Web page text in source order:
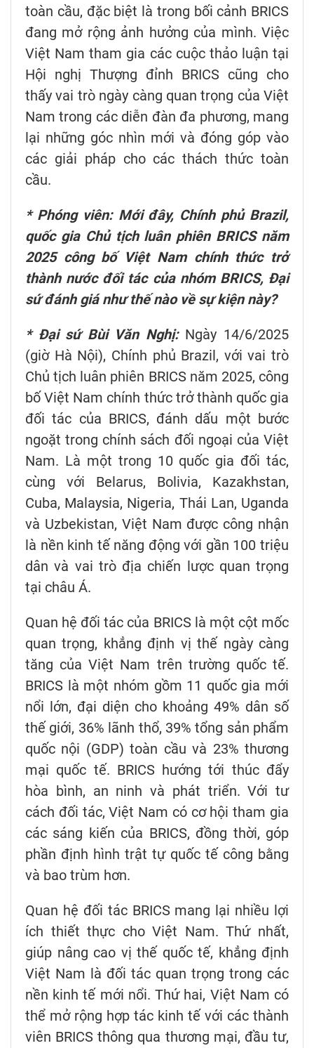
toàn cầu, đặc biệt là trong bối cảnh BRICS
đang mở rộng ảnh hưởng của mình. Việc
Việt Nam tham gia các cuộc thảo luận tại
Hội nghị Thượng đỉnh BRICS cũng cho
thấy vai trò ngày càng quan trọng của Việt
Nam trong các diễn đàn đa phương, mang
lại những góc nhìn mới và đóng góp vào
các giải pháp cho các thách thức toàn
cầu.
* Phóng viên: Mới đây, Chính phủ Brazil,
quốc gia Chủ tịch luân phiên BRICS năm
2025 công bố Việt Nam chính thức trở
thành nước đối tác của nhóm BRICS, Đại
sứ đánh giá như thế nào về sự kiện này?
* Đại sứ Bùi Văn Nghị:Ngày 14/6/2025
(giờ Hà Nội), Chính phủ Brazil, với vai trò
Chủ tịch luân phiên BRICS năm 2025, công
bố Việt Nam chính thức trở thành quốc gia
đối tác của BRICS, đánh dấu một bước
ngoặt trong chính sách đối ngoại của Việt
Nam. Là một trong 10 quốc gia đối tác,
cùng với Belarus, Bolivia, Kazakhstan,
Cuba, Malaysia, Nigeria, Thái Lan, Uganda
và Uzbekistan, Việt Nam được công nhận
là nền kinh tế năng động với gần 100 triệu
dân và vai trò địa chiến lược quan trọng
tại châu Á.
Quan hệ đối tác của BRICS là một cột mốc
quan trọng, khẳng định vị thế ngày càng
tăng của Việt Nam trên trường quốc tế.
BRICS là một nhóm gồm 11 quốc gia mới
nổi lớn, đại diện cho khoảng 49% dân số
thế giới, 36% lãnh thổ, 39% tổng sản phẩm
quốc nội (GDP) toàn cầu và 23% thương
mại quốc tế. BRICS hướng tới thúc đẩy
hòa bình, an ninh và phát triển. Với tư
cách đối tác, Việt Nam có cơ hội tham gia
các sáng kiến của BRICS, đồng thời, góp
phần định hình trật tự quốc tế công bằng
và bao trùm hơn.
Quan hệ đối tác BRICS mang lại nhiều lợi
ích thiết thực cho Việt Nam. Thứ nhất,
giúp nâng cao vị thế quốc tế, khẳng định
Việt Nam là đối tác quan trọng trong các
nền kinh tế mới nổi. Thứ hai, Việt Nam có
thể mở rộng hợp tác kinh tế với các thành
viên BRICS thông qua thương mại, đầu tư,